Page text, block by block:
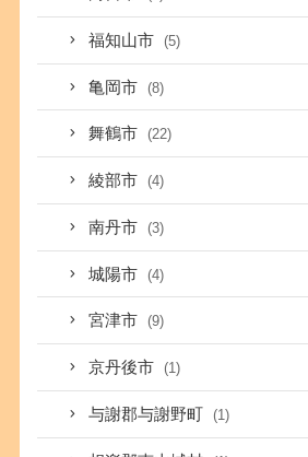
福知山市 (5)
亀岡市 (8)
舞鶴市 (22)
綾部市 (4)
南丹市 (3)
城陽市 (4)
宮津市 (9)
京丹後市 (1)
与謝郡与謝野町 (1)